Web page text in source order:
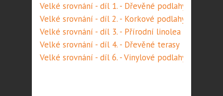
Velké srovnání - díl 1. - Dřevěné podlahy
Velké srovnání - díl 2. - Korkové podlahy
Velké srovnání - díl 3. - Přírodní linolea
Velké srovnání - díl 4. - Dřevěné terasy
Velké srovnání - díl 6. - Vinylové podlahy